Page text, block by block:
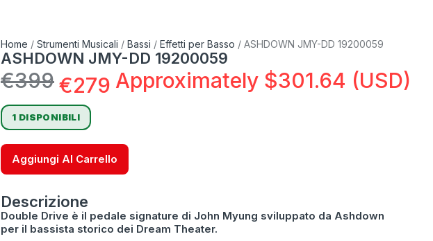
Home / Strumenti Musicali / Bassi / Effetti per Basso / ASHDOWN JMY-DD 19200059
ASHDOWN JMY-DD 19200059
€399€279 Approximately $301.64 (USD)
1 DISPONIBILI
Aggiungi Al Carrello
Descrizione
Double Drive è il pedale signature di John Myung sviluppato da Ashdown
per il bassista storico dei Dream Theater.